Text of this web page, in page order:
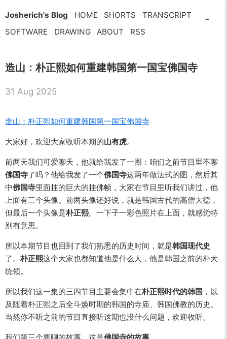
Josherich's Blog HOME SHORTS
TRANSCRIPT
SOFTWARE
DRAWING ABOUT RSS
造山：朴正熙如何重建韩国第一国宝佛国寺
31 Aug 2025
造山：朴正熙如何重建韩国第一国宝佛国寺
大家好，欢迎大家收听本期的山有虎。
前两天我们可爱聊天，他就给我发了一图：咱们之前节目里不聊
佛国寺了吗？他给我发了一个佛国寺这两年做法式的图，然后其
中佛国寺里面挂的巨大的挂佛帧，大家在节目里听我们讲过，他
上面有三个头像。前两头像还好说，就是韩国古代的高僧大德，
但最后一个头像是朴正熙。一下子一彩色照片在上面，就感觉特
别有意思。
所以本期节目也回到了我们熟悉的历史时间，就是韩国现代史
了。朴正熙这个大家也都知道他是什么人，他是韩国之前的朴大
统领。
所以我们这一集的三四节目主要会集中在朴正熙时代的韩国 ，以
及随着朴正熙之后全斗焕时期的韩国的寺庙、韩国佛教的历史。
当然你不听之前的节目直接听这期也没什么问题，欢迎收听。
=